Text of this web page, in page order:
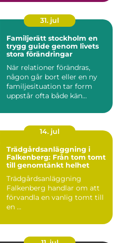
31. jul
Familjerätt stockholm en
trygg guide genom livets
stora förändringar
När relationer förändras,
någon går bort eller en ny
familjesituation tar form
uppstår ofta både kän...
14. jul
Trädgårdsanläggning i
Falkenberg: Från tom tomt
till genomtänkt helhet
Trädgårdsanläggning
Falkenberg handlar om att
förvandla en vanlig tomt till
en ...